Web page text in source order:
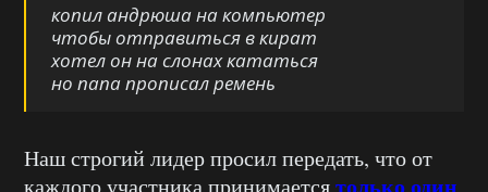
копил андрюша на компьютер
чтобы отправиться в кират
хотел он на слонах кататься
но папа прописал ремень
Наш строгий лидер просил передать, что от
каждого участника принимается